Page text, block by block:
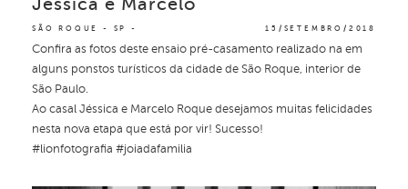
SÃO ROQUE - SP 15/SETEMBRO/2018
Confira as fotos deste ensaio pré-casamento realizado na em
alguns ponstos turísticos da cidade de São Roque, interior de
São Paulo.
Ao casal Jéssica e Marcelo Roque desejamos muitas felicidades
nesta nova etapa que está por vir! Sucesso!
#lionfotografia #joiadafamilia